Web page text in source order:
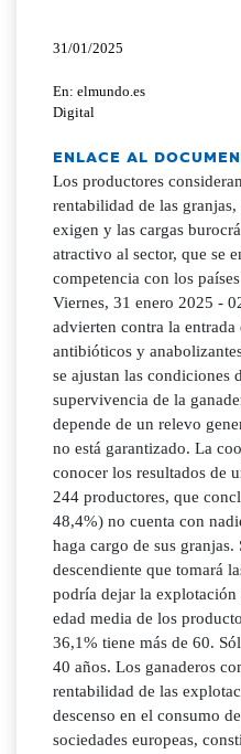
31/01/2025
En: elmundo.es
Digital
ENLACE AL
Los productores
rentabilidad de las
exigen y las cargas
atractivo al sector, que se
competencia con los
Viernes, 31 enero 2025 -
advierten contra la entrada
antibióticos y
se ajustan las condiciones
supervivencia de la
depende de un relevo
no está garantizado. La
conocer los resultados de
244 productores, que
48,4%) no cuenta con
haga cargo de sus
descendiente que tomará
podría dejar la
edad media de los
36,1% tiene más de 60.
40 años. Los ganaderos
rentabilidad de las
descenso en el consumo
sociedades europeas,